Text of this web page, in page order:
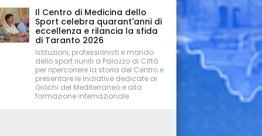
Il Centro di Medicina dello
Sport celebra quarant'anni di
eccellenza e rilancia la sfida
di Taranto 2026
Istituzioni, professionisti e mondo
dello sport riuniti a Palazzo di Città
per ripercorrere la storia del Centro e
presentare le iniziative dedicate ai
Giochi del Mediterraneo e alla
formazione internazionale